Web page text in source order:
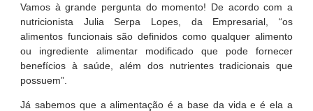
Vamos à grande pergunta do momento! De acordo com a
nutricionista Julia Serpa Lopes, da Empresarial, “os
alimentos funcionais são definidos como qualquer alimento
ou ingrediente alimentar modificado que pode fornecer
benefícios à saúde, além dos nutrientes tradicionais que
possuem”.
Já sabemos que a alimentação é a base da vida e é ela a